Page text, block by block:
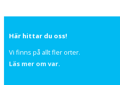
Här hittar du oss!
Vi finns på allt fler orter.
Läs mer om var.